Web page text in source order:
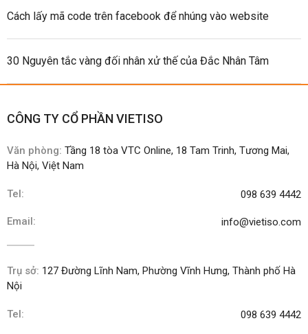
Cách lấy mã code trên facebook để nhúng vào website
30 Nguyên tắc vàng đối nhân xử thế của Đắc Nhân Tâm
CÔNG TY CỔ PHẦN VIETISO
Văn phòng: Tầng 18 tòa VTC Online, 18 Tam Trinh, Tương Mai,
Hà Nội, Việt Nam
Tel: 098 639 4442
Email: info@vietiso.com
Trụ sở: 127 Đường Lĩnh Nam, Phường Vĩnh Hưng, Thành phố Hà
Nội
Tel: 098 639 4442